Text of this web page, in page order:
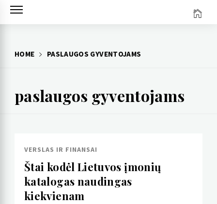
Skip
HOME PASLAUGOS GYVENTOJAMS
paslaugos gyventojams
VERSLAS IR FINANSAI
Štai kodėl Lietuvos įmonių
katalogas naudingas
kiekvienam